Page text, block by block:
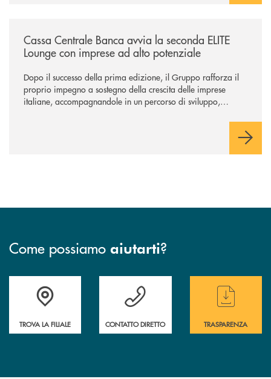
Cassa Centrale Banca avvia la seconda ELITE
Lounge con imprese ad alto potenziale
Dopo il successo della prima edizione, il Gruppo rafforza il
proprio impegno a sostegno della crescita delle imprese
italiane, accompagnandole in un percorso di sviluppo,
Come possiamo aiutarti?
Accedi all' elenco completo delle filiali
TROVA LA FILIALE
Hai bisogno di assistenza immediata ?
CONTATTO DIRETTO
Hai bisogno di
TRASPARENZA